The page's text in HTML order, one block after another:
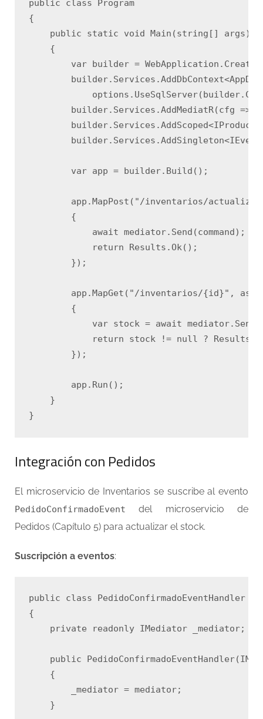
public class Program
{
    public static void Main(string[] args)
    {
var builder =
builder.Services.AddMediatR(cfg =>
        var app = builder.Build();
app.MapPost("/inventarios/
        {
            await mediator.Send(command);
            return Results.Ok();
        });
app.MapGet("/inventarios/{id}",
        {
var stock = await
return stock != null ?
        });
        app.Run();
    }
Integración con Pedidos
El microservicio de Inventarios se suscribe al evento
PedidoConfirmadoEvent del microservicio de
Pedidos (Capítulo 5) para actualizar el stock.
Suscripción a eventos:
public class PedidoConfirmadoEventHandler
{
    private readonly IMediator _mediator;
public
    {
        _mediator = mediator;
    }